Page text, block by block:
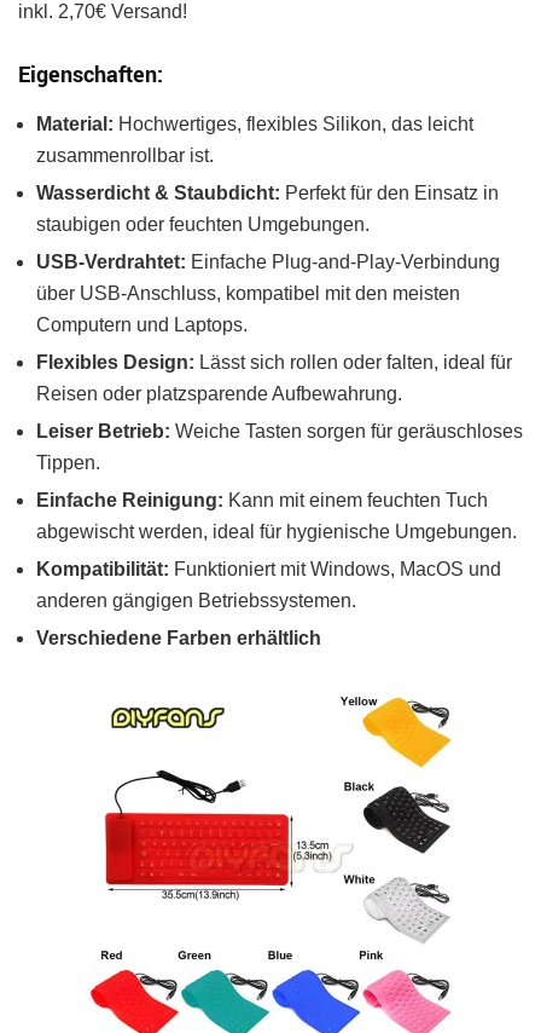
inkl. 2,70€ Versand!
Eigenschaften:
Material: Hochwertiges, flexibles Silikon, das leicht
zusammenrollbar ist.
Wasserdicht & Staubdicht: Perfekt für den Einsatz in
staubigen oder feuchten Umgebungen.
USB-Verdrahtet: Einfache Plug-and-Play-Verbindung
über USB-Anschluss, kompatibel mit den meisten
Computern und Laptops.
Flexibles Design: Lässt sich rollen oder falten, ideal für
Reisen oder platzsparende Aufbewahrung.
Leiser Betrieb: Weiche Tasten sorgen für geräuschloses
Tippen.
Einfache Reinigung: Kann mit einem feuchten Tuch
abgewischt werden, ideal für hygienische Umgebungen.
Kompatibilität: Funktioniert mit Windows, MacOS und
anderen gängigen Betriebssystemen.
Verschiedene Farben erhältlich